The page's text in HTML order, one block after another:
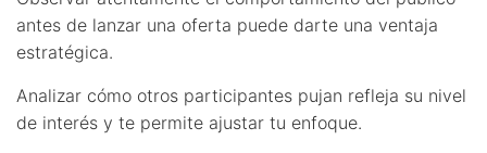
antes de lanzar una oferta puede darte una ventaja
estratégica.
Analizar cómo otros participantes pujan refleja su nivel
de interés y te permite ajustar tu enfoque.